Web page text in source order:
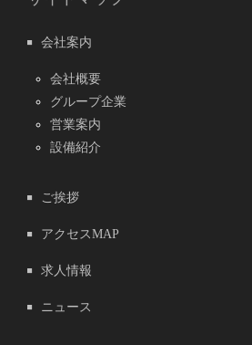
会社案内
会社概要
グループ企業
営業案内
設備紹介
ご挨拶
アクセスMAP
求人情報
ニュース